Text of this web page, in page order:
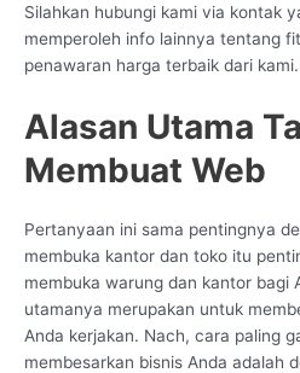
Silahkan hubungi kami via kontak
memperoleh info lainnya tentang
penawaran harga terbaik dari kami.
Alasan Utama
Membuat Web
Pertanyaan ini sama pentingnya
membuka kantor dan toko itu
membuka warung dan kantor bagi
utamanya merupakan untuk
Anda kerjakan. Nach, cara paling
membesarkan bisnis Anda adalah